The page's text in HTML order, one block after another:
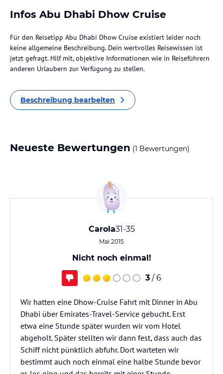
Infos Abu Dhabi Dhow Cruise
Für den Reisetipp Abu Dhabi Dhow Cruise existiert leider noch
keine allgemeine Beschreibung. Dein wertvolles Reisewissen ist
jetzt gefragt. Hilf mit, objektive Informationen wie in Reiseführern
anderen Urlaubern zur Verfügung zu stellen.
Beschreibung bearbeiten
Neueste Bewertungen (1 Bewertungen)
Carola31-35
Mai 2015
Nicht noch einmal!
3 / 6
Wir hatten eine Dhow-Cruise Fahrt mit Dinner in Abu
Dhabi über Emirates-Travel-Service gebucht. Erst
etwa eine Stunde später wurden wir vom Hotel
abgeholt. Später stellten wir dann fest, dass auch das
Schiff nicht pünktlich abfuhr. Dort warteten wir
bestimmt auch noch einmal eine halbe Stunde bevor